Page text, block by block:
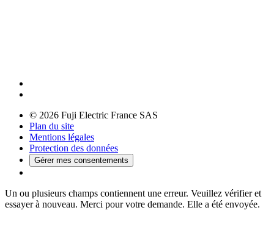
© 2026 Fuji Electric France SAS
Plan du site
Mentions légales
Protection des données
Gérer mes consentements
Un ou plusieurs champs contiennent une erreur. Veuillez vérifier et
essayer à nouveau. Merci pour votre demande. Elle a été envoyée.